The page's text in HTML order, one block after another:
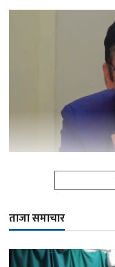
ताजा समाचार